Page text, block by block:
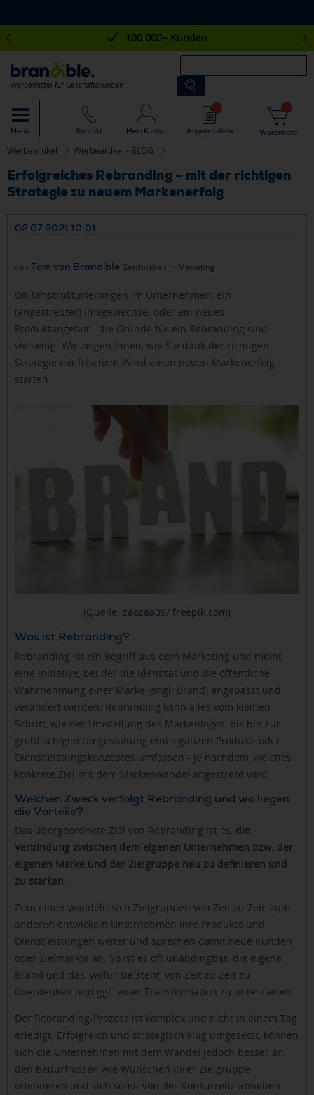
100.000+ Kunden
Werbemittel für Geschäftskunden
Menü Kontakt Mein Konto Angebotsliste Warenkorb
Werbeartikel Werbeartikel - BLOG
Erfolgreiches Rebranding – mit der richtigen
Strategie zu neuem Markenerfolg
02.07.2021 10:01
von Tom von Brandible Geschrieben in Marketing
Ob Umstrukturierungen im Unternehmen, ein
(angestrebter) Imagewechsel oder ein neues
Produktangebot - die Gründe für ein Rebranding sind
vielseitig. Wir zeigen Ihnen, wie Sie dank der richtigen
Strategie mit frischem Wind einen neuen Markenerfolg
starten.
(Quelle: zaozaa09/ freepik.com)
Was ist Rebranding?
Rebranding ist ein Begriff aus dem Marketing und meint
eine Initiative, bei der die Identität und die öffentliche
Wahrnehmung einer Marke (engl. Brand) angepasst und
verändert werden. Rebranding kann alles vom kleinen
Schritt, wie der Umstellung des Markenlogos, bis hin zur
großflächigen Umgestaltung eines ganzen Produkt- oder
Dienstleistungskonzeptes umfassen - je nachdem, welches
konkrete Ziel mit dem Markenwandel angestrebt wird.
Welchen Zweck verfolgt Rebranding und wo liegen
die Vorteile?
Das übergeordnete Ziel von Rebranding ist es, die
Verbindung zwischen dem eigenen Unternehmen bzw. der
eigenen Marke und der Zielgruppe neu zu definieren und
zu stärken.
Zum einen wandeln sich Zielgruppen von Zeit zu Zeit, zum
anderen entwickeln Unternehmen ihre Produkte und
Dienstleistungen weiter und sprechen damit neue Kunden
oder Zielmärkte an. So ist es oft unabdingbar, die eigene
Brand und das, wofür sie steht, von Zeit zu Zeit zu
überdenken und ggf. einer Transformation zu unterziehen.
Der Rebranding-Prozess ist komplex und nicht in einem Tag
erledigt. Erfolgreich und strategisch klug umgesetzt, können
sich die Unternehmen mit dem Wandel jedoch besser an
den Bedürfnissen wie Wünschen ihrer Zielgruppe
orientieren und sich somit von der Konkurrenz abheben.